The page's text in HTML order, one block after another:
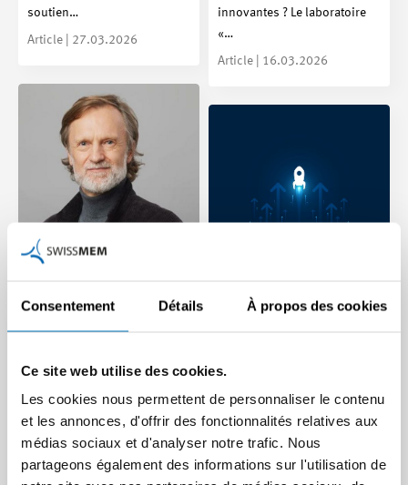
Consentement Détails À propos des cookies
Ce site web utilise des cookies.
Les cookies nous permettent de personnaliser le contenu
et les annonces, d'offrir des fonctionnalités relatives aux
médias sociaux et d'analyser notre trafic. Nous
partageons également des informations sur l'utilisation de
soutien…
Article | 27.03.2026
innovantes ? Le laboratoire
«…
Article | 16.03.2026
l’industrie suisse sous
pression
une importance capitale pour
la création de…
Promotion de
entreprises industrielles
Quels instruments de
promotion ont le plus grand
effet de levier à quelle phase
? Notre navigateur…